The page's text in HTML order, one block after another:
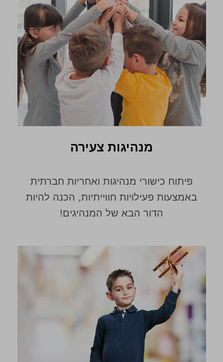
מנהיגות צעירה
פיתוח כישורי מנהיגות ואחריות חברתית
באמצעות פעילויות חווייתיות, הכנה להיות
הדור הבא של המנהיגים!